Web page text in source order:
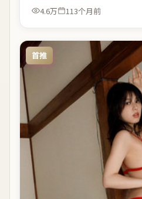
4.6万
113个月前
首推